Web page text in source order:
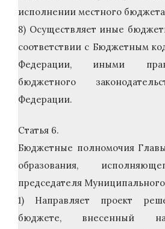
исполнении местного
8) Осуществляет иные
соответствии с Бюджетным
Федерации, иными
бюджетного
Федерации.
Статья 6.
Бюджетные полномочия
образования,
председателя
1) Направляет проект
бюджете, внесенный на